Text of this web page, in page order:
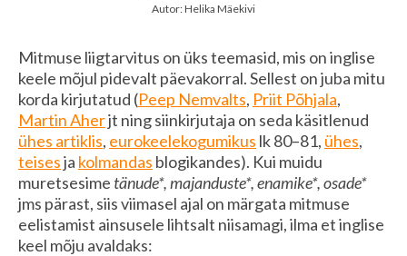
Autor: Helika Mäekivi
Mitmuse liigtarvitus on üks teemasid, mis on inglise
keele mõjul pidevalt päevakorral. Sellest on juba mitu
korda kirjutatud (Peep Nemvalts, Priit Põhjala,
Martin Aherjt ning siinkirjutaja on seda käsitlenud
ühes artiklis, eurokeelekogumikus lk 80–81, ühes,
teisesja kolmandas blogikandes). Kui muidu
muretsesime tänude*, majanduste*, enamike*, osade*
jms pärast, siis viimasel ajal on märgata mitmuse
eelistamist ainsusele lihtsalt niisamagi, ilma et inglise
keel mõju avaldaks: